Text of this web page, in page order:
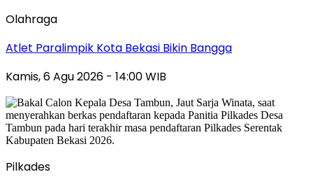
Olahraga
Atlet Paralimpik Kota Bekasi Bikin Bangga
Kamis, 6 Agu 2026 - 14:00 WIB
Pilkades